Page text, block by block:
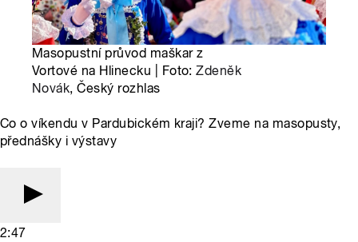
Masopustní průvod maškar z
Vortové na Hlinecku | Foto:Zdeněk
Novák, Český rozhlas
Co o víkendu v Pardubickém kraji? Zveme na masopusty,
přednášky i výstavy
2:47